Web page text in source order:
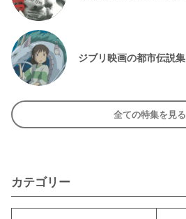
ジブリ映画の都市伝説集
全ての特集を見る
カテゴリー